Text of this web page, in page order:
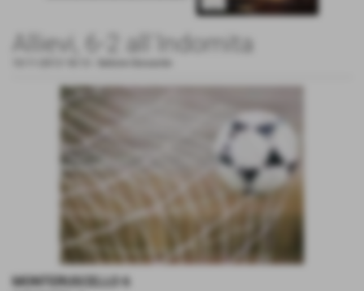
Allievi, 6-2 all´Indomita
MONTERUSCELLO 6